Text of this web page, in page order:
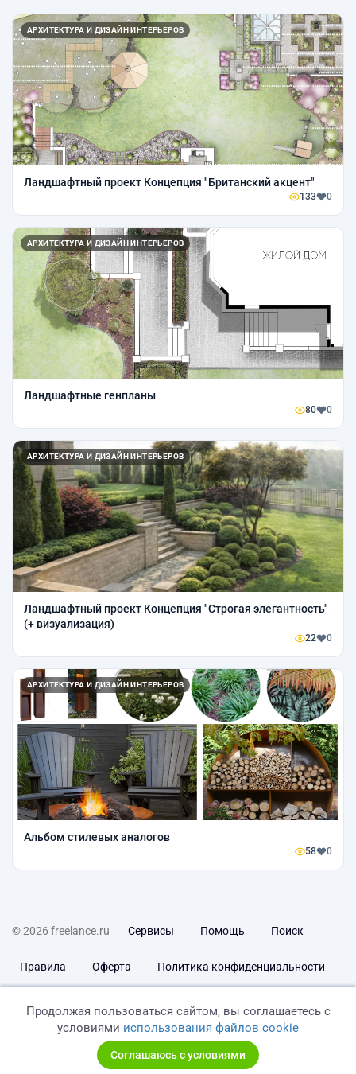
АРХИТЕКТУРА И ДИЗАЙН ИНТЕРЬЕРОВ
Ландшафтный проект Концепция "Британский акцент"
133 0
АРХИТЕКТУРА И ДИЗАЙН ИНТЕРЬЕРОВ
Ландшафтные генпланы
80 0
АРХИТЕКТУРА И ДИЗАЙН ИНТЕРЬЕРОВ
Ландшафтный проект Концепция "Строгая элегантность"
(+ визуализация)
22 0
АРХИТЕКТУРА И ДИЗАЙН ИНТЕРЬЕРОВ
Альбом стилевых аналогов
58 0
© 2026 freelance.ru Сервисы Помощь Поиск
Правила Оферта Политика конфиденциальности
Продолжая пользоваться сайтом, вы соглашаетесь с
условиями использования файлов cookie
Соглашаюсь с условиями